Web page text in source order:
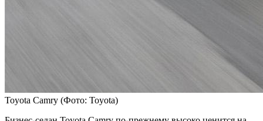
Toyota Camry (Фото: Toyota)